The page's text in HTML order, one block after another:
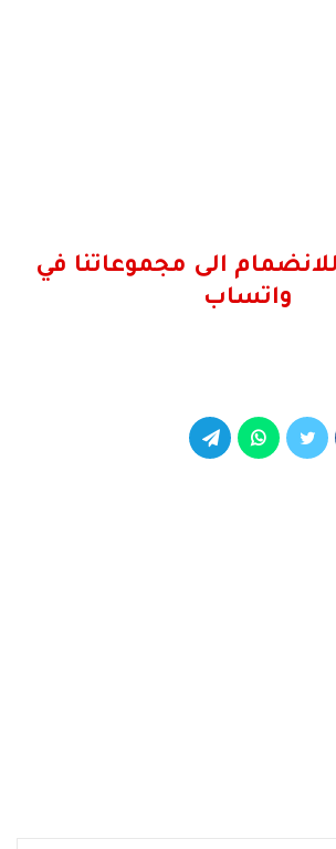
الى مجموعاتنا في
واتساب